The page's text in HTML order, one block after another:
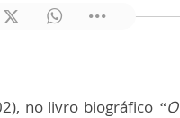
no livro biográfico “O